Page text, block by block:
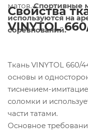
матов.Спортивные
используются на
соревнований.
Свойства
VINYTOL
Ткань VINYTOL 660/
основы и
тиснением-
соломки и
части татами.
Основное